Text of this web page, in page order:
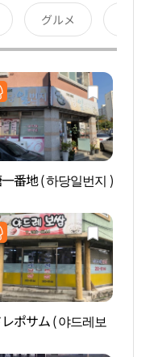
グルメ
番地 ( 하당일번지 )
ポサム ( 야드레보